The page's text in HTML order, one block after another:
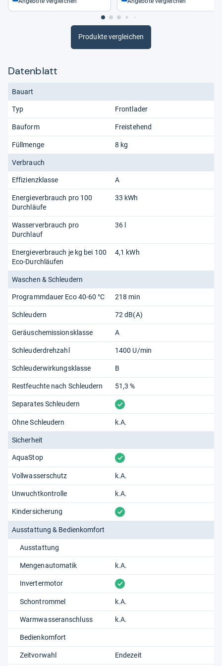
Produkte vergleichen
Datenblatt
Bauart
Typ Frontlader
Bauform Freistehend
Füllmenge 8 kg
Verbrauch
Effizienzklasse A
Energieverbrauch pro 100
Durchläufe
33 kWh
Wasserverbrauch pro
Durchlauf
36 l
Energieverbrauch je kg bei 100
Eco-Durchläufen
4,1 kWh
Waschen & Schleudern
Programmdauer Eco 40-60 °C 218 min
Schleudern 72 dB(A)
Geräuschemissionsklasse A
Schleuderdrehzahl 1400 U/min
Schleuderwirkungsklasse B
Restfeuchte nach Schleudern 51,3 %
Separates Schleudern vorhanden
Ohne Schleudern k.A.
Sicherheit
AquaStop vorhanden
Vollwasserschutz k.A.
Unwuchtkontrolle k.A.
Kindersicherung vorhanden
Ausstattung & Bedienkomfort
Ausstattung
Mengenautomatik k.A.
Invertermotor vorhanden
Schontrommel k.A.
Warmwasseranschluss k.A.
Bedienkomfort
Zeitvorwahl Endezeit